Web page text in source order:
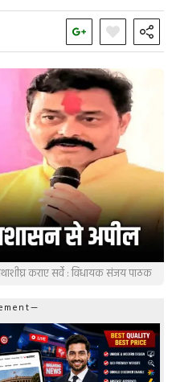
कराए सर्वे : विधायक संजय पाठक